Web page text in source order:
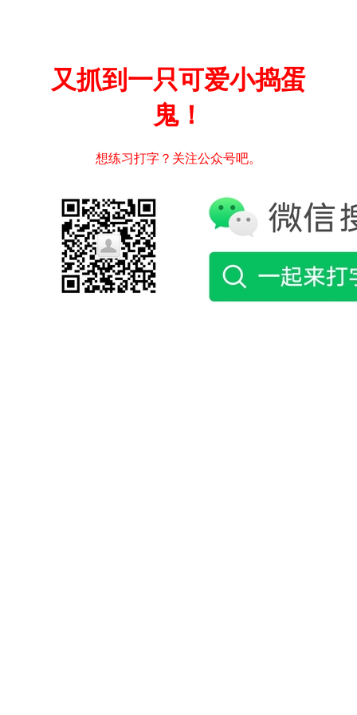
又抓到一只可爱小捣蛋
鬼！
想练习打字？关注公众号吧。